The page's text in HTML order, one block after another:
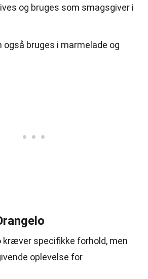
og bruges som smagsgiver i
også bruges i marmelade og
kræver specifikke forhold, men
oplevelse for